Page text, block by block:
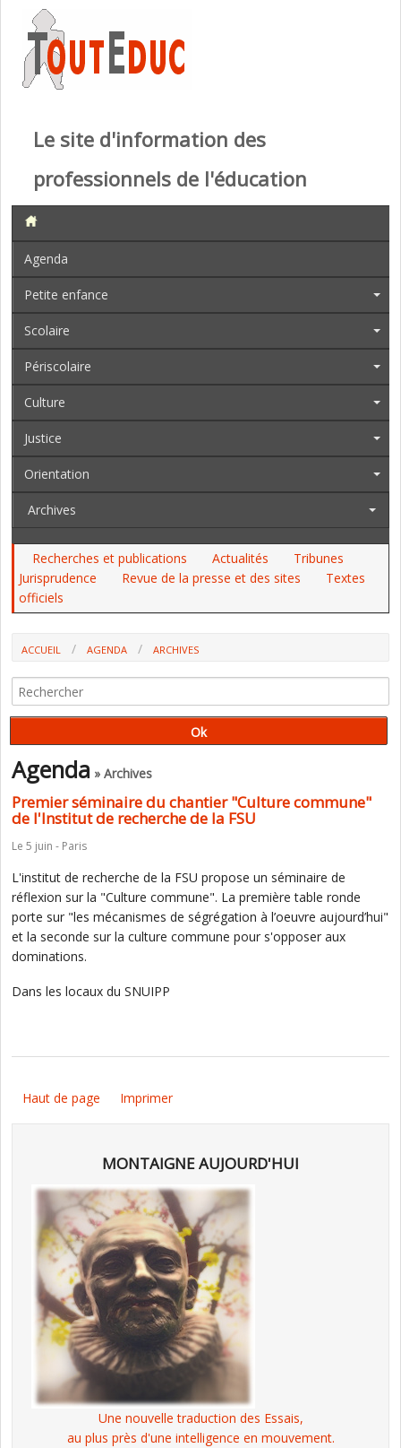
Le site d'information des
professionnels de l'éducation
Agenda
Petite enfance
Scolaire
Périscolaire
Culture
Justice
Orientation
Archives
Recherches et publications Actualités
Tribunes
Jurisprudence
Revue de la presse et des sites
Textes
officiels
ACCUEIL AGENDA
ARCHIVES
L'INSTITUT DE RECHERCHE DE LA FSU
Agenda » Archives
Premier séminaire du chantier "Culture commune"
de l'Institut de recherche de la FSU
Le 5 juin - Paris
L'institut de recherche de la FSU propose un séminaire de
réflexion sur la "Culture commune". La première table ronde
porte sur "les mécanismes de ségrégation à l’oeuvre aujourd’hui"
et la seconde sur la culture commune pour s'opposer aux
dominations.
Dans les locaux du SNUIPP
Haut de page Imprimer
MONTAIGNE AUJOURD'HUI
Une nouvelle traduction des Essais,
au plus près d'une intelligence en mouvement.